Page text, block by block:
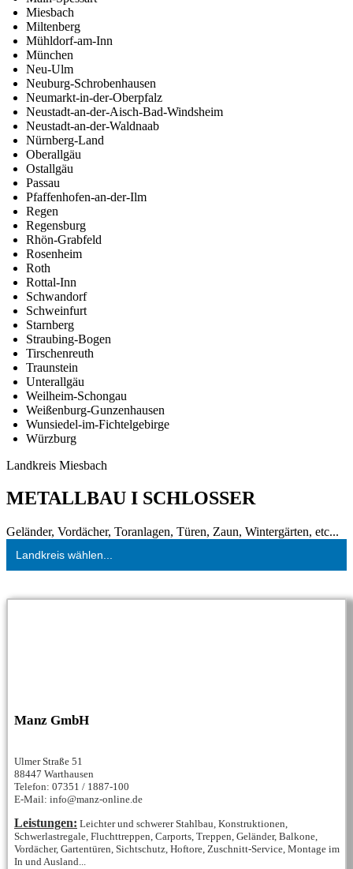
Miesbach
Miltenberg
Mühldorf-am-Inn
München
Neu-Ulm
Neuburg-Schrobenhausen
Neumarkt-in-der-Oberpfalz
Neustadt-an-der-Aisch-Bad-Windsheim
Neustadt-an-der-Waldnaab
Nürnberg-Land
Oberallgäu
Ostallgäu
Passau
Pfaffenhofen-an-der-Ilm
Regen
Regensburg
Rhön-Grabfeld
Rosenheim
Roth
Rottal-Inn
Schwandorf
Schweinfurt
Starnberg
Straubing-Bogen
Tirschenreuth
Traunstein
Unterallgäu
Weilheim-Schongau
Weißenburg-Gunzenhausen
Wunsiedel-im-Fichtelgebirge
Würzburg
Landkreis Miesbach
METALLBAU I SCHLOSSER
Geländer, Vordächer, Toranlagen, Türen, Zaun, Wintergärten, etc...
Landkreis wählen...
Manz GmbH
Ulmer Straße 51
88447 Warthausen
Telefon: 07351 / 1887-100
E-Mail: info@manz-online.de
Leistungen: Leichter und schwerer Stahlbau, Konstruktionen,
Schwerlastregale, Fluchttreppen, Carports, Treppen, Geländer, Balkone,
Vordächer, Gartentüren, Sichtschutz, Hoftore, Zuschnitt-Service, Montage im
In und Ausland...